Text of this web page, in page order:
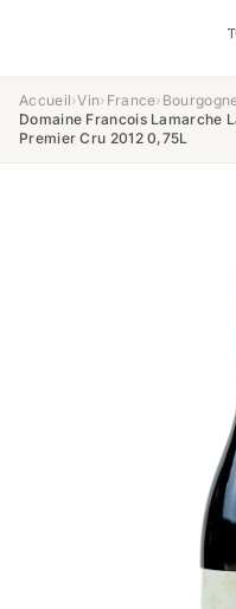
Accueil›Vin› France›
Domaine Francois Lamarche
Premier Cru 2012 0,75L